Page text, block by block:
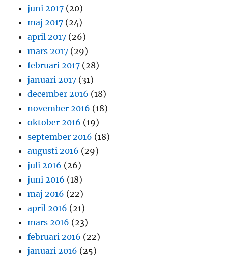
juni 2017 (20)
maj 2017 (24)
april 2017 (26)
mars 2017 (29)
februari 2017 (28)
januari 2017 (31)
december 2016 (18)
november 2016 (18)
oktober 2016 (19)
september 2016 (18)
augusti 2016 (29)
juli 2016 (26)
juni 2016 (18)
maj 2016 (22)
april 2016 (21)
mars 2016 (23)
februari 2016 (22)
januari 2016 (25)